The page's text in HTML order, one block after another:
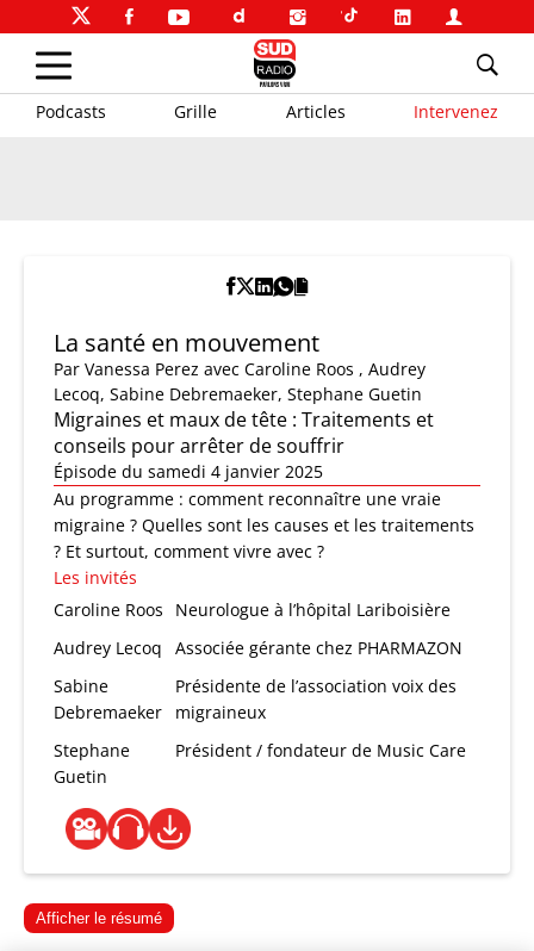
Podcasts Grille Articles Intervenez
La santé en mouvement
Par Vanessa Perez avec Caroline Roos , Audrey
Lecoq, Sabine Debremaeker, Stephane Guetin
Migraines et maux de tête : Traitements et
conseils pour arrêter de souffrir
Épisode du samedi 4 janvier 2025
Au programme : comment reconnaître une vraie
migraine ? Quelles sont les causes et les traitements
? Et surtout, comment vivre avec ?
Les invités
Caroline Roos
Neurologue à l’hôpital Lariboisière
Audrey Lecoq
Associée gérante chez PHARMAZON
Sabine
Debremaeker
Présidente de l’association voix des
migraineux
Stephane
Guetin
Président / fondateur de Music Care
Afficher le résumé